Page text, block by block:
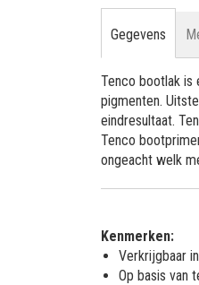
Gegevens
Tenco bootlak is
pigmenten.
eindresultaat.
Tenco
ongeacht welk
Kenmerken:
Verkrijgbaar
Op basis van